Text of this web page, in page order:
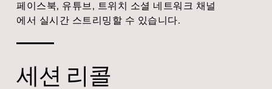
페이스북, 유튜브, 트위치 소셜 네트워크 채널
에서 실시간 스트리밍할 수 있습니다.
세션 리콜